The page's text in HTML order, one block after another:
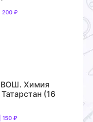
200 ₽
ВОШ. Химия
(16
150 ₽